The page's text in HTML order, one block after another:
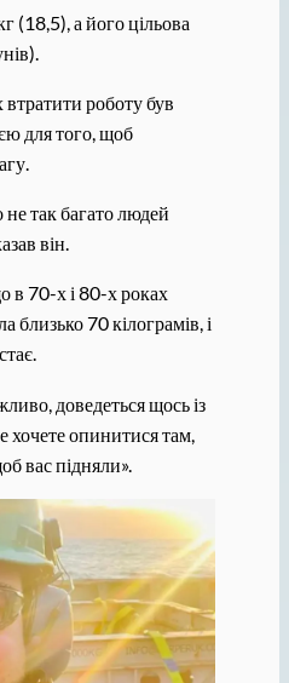
(18,5), а його цільова
втратити роботу був
для того, щоб
так багато людей
він.
в 70-х і 80-х роках
близько 70 кілограмів, і
доведеться щось із
опинитися там,
вас підняли».